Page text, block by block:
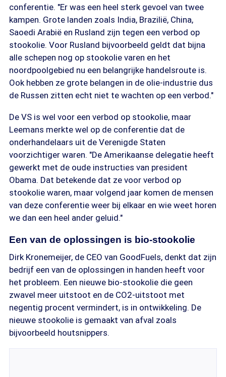
conferentie. "Er was een heel sterk gevoel van twee
kampen. Grote landen zoals India, Brazilië, China,
Saoedi Arabië en Rusland zijn tegen een verbod op
stookolie. Voor Rusland bijvoorbeeld geldt dat bijna
alle schepen nog op stookolie varen en het
noordpoolgebied nu een belangrijke handelsroute is.
Ook hebben ze grote belangen in de olie-industrie dus
de Russen zitten echt niet te wachten op een verbod."
De VS is wel voor een verbod op stookolie, maar
Leemans merkte wel op de conferentie dat de
onderhandelaars uit de Verenigde Staten
voorzichtiger waren. "De Amerikaanse delegatie heeft
gewerkt met de oude instructies van president
Obama. Dat betekende dat ze voor verbod op
stookolie waren, maar volgend jaar komen de mensen
van deze conferentie weer bij elkaar en wie weet horen
we dan een heel ander geluid."
Een van de oplossingen is bio-stookolie
Dirk Kronemeijer, de CEO van GoodFuels, denkt dat zijn
bedrijf een van de oplossingen in handen heeft voor
het probleem. Een nieuwe bio-stookolie die geen
zwavel meer uitstoot en de CO2-uitstoot met
negentig procent vermindert, is in ontwikkeling. De
nieuwe stookolie is gemaakt van afval zoals
bijvoorbeeld houtsnippers.